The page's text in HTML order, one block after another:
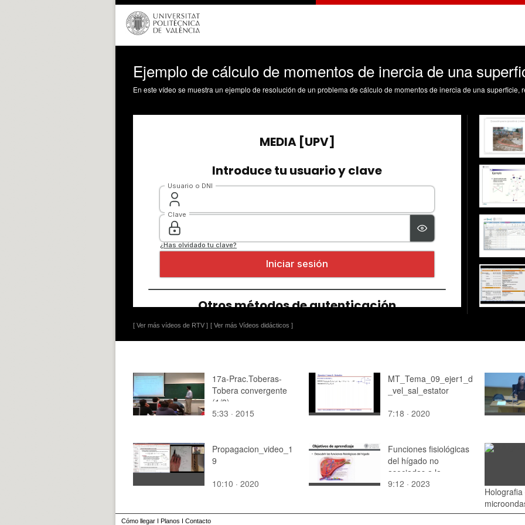
Ejemplo de cálculo de momentos de inercia de una
[ Ver más vídeos de RTV ] [ Ver más Vídeos didácticos ]
17a-Prac.Toberas-
Tobera convergente
(1/3)
5:33 · 2015
MT_Tema_09_ejer1_d
_vel_sal_estator
7:18 · 2020
Propagacion_video_1
9
10:10 · 2020
Funciones fisiológicas
del hígado no
asociadas a la
digestión
9:12 · 2023
Holografia
Cómo llegar I Planos I Contacto